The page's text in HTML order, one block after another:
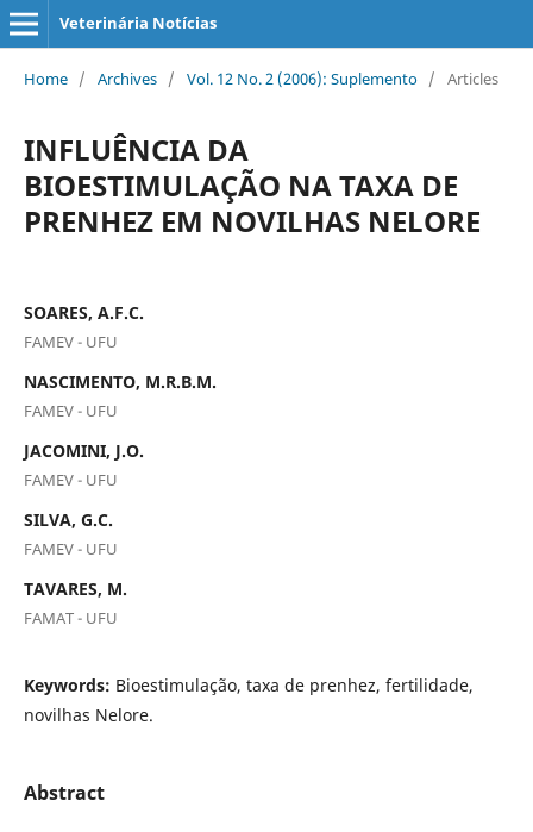
Veterinária Notícias
Home / Archives / Vol. 12 No. 2 (2006): Suplemento / Articles
INFLUÊNCIA DA
BIOESTIMULAÇÃO NA TAXA DE
PRENHEZ EM NOVILHAS NELORE
SOARES, A.F.C.
FAMEV - UFU
NASCIMENTO, M.R.B.M.
FAMEV - UFU
JACOMINI, J.O.
FAMEV - UFU
SILVA, G.C.
FAMEV - UFU
TAVARES, M.
FAMAT - UFU
Keywords: Bioestimulação, taxa de prenhez, fertilidade,
novilhas Nelore.
Abstract